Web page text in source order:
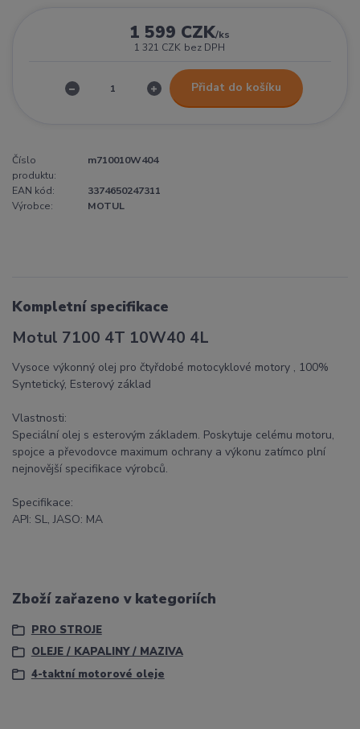
1 599 CZK/ks
1 321 CZK bez DPH
Přidat do košíku
Číslo
produktu:
m710010W404
EAN kód:
3374650247311
Výrobce:
MOTUL
Kompletní specifikace
Motul 7100 4T 10W40 4L
Vysoce výkonný olej pro čtyřdobé motocyklové motory , 100%
Syntetický, Esterový základ
Vlastnosti:
Speciální olej s esterovým základem. Poskytuje celému motoru,
spojce a převodovce maximum ochrany a výkonu zatímco plní
nejnovější specifikace výrobců.
Specifikace:
API: SL, JASO: MA
Zboží zařazeno v kategoriích
PRO STROJE
OLEJE / KAPALINY / MAZIVA
4-taktní motorové oleje